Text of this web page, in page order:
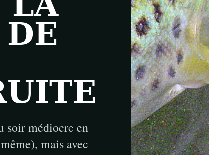
soir médiocre en
mais avec